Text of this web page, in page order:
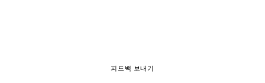
피드백 보내기